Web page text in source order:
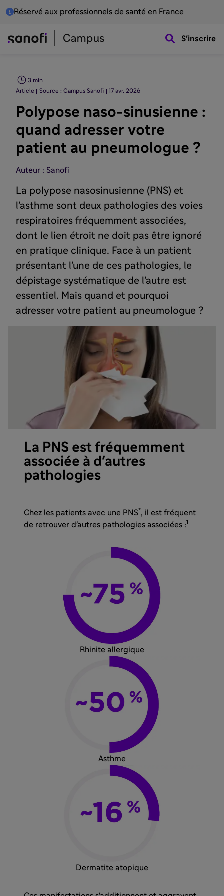
Réservé aux professionnels de santé en France
S'inscrire
Article Source : Campus Sanofi 17 avr. 2026
3 min
Polypose naso-sinusienne :
quand adresser votre
patient au pneumologue ?
Auteur : Sanofi
La polypose nasosinusienne (PNS) et
l'asthme sont deux pathologies des voies
respiratoires fréquemment associées,
dont le lien étroit ne doit pas être ignoré
en pratique clinique. Face à un patient
présentant l'une de ces pathologies, le
dépistage systématique de l'autre est
essentiel. Mais quand et pourquoi
adresser votre patient au pneumologue ?
La PNS est fréquemment
associée à d'autres
pathologies
Chez les patients avec une PNS*, il est fréquent
de retrouver d'autres pathologies associées :1
Rhinite allergique
Asthme
Dermatite atopique